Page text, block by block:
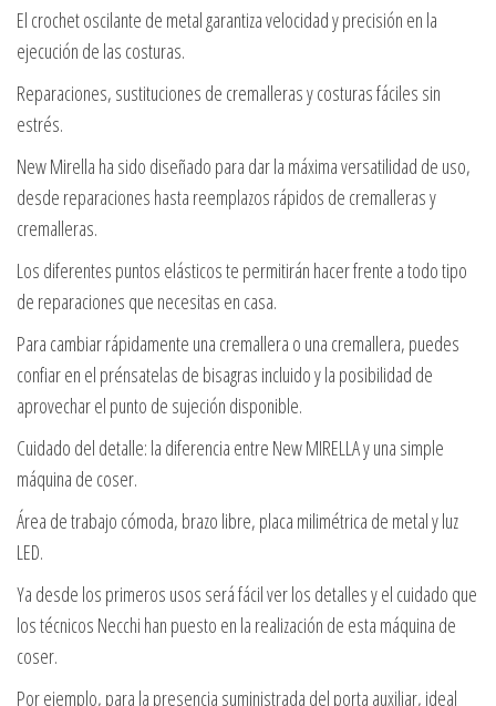
El crochet oscilante de metal garantiza velocidad y precisión en la
ejecución de las costuras.
Reparaciones, sustituciones de cremalleras y costuras fáciles sin
estrés.
New Mirella ha sido diseñado para dar la máxima versatilidad de uso,
desde reparaciones hasta reemplazos rápidos de cremalleras y
cremalleras.
Los diferentes puntos elásticos te permitirán hacer frente a todo tipo
de reparaciones que necesitas en casa.
Para cambiar rápidamente una cremallera o una cremallera, puedes
confiar en el prénsatelas de bisagras incluido y la posibilidad de
aprovechar el punto de sujeción disponible.
Cuidado del detalle: la diferencia entre New MIRELLA y una simple
máquina de coser.
Área de trabajo cómoda, brazo libre, placa milimétrica de metal y luz
LED.
Ya desde los primeros usos será fácil ver los detalles y el cuidado que
los técnicos Necchi han puesto en la realización de esta máquina de
coser.
Por ejemplo, para la presencia suministrada del porta auxiliar, ideal